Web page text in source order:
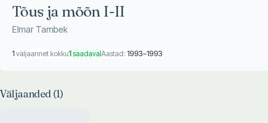
Tõus ja mõõn I-II
Elmar Tambek
1väljaannet kokku1saadavalAastad: 1993–1993
Väljaanded (1)